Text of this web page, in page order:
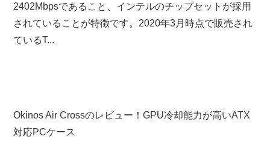
2402Mbpsであること、インテルのチップセットが採用
されていることが特徴です。2020年3月時点で販売され
ているT...
Okinos Air Crossのレビュー！GPU冷却能力が高いATX
対応PCケース